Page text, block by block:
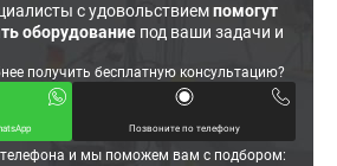
с удовольствиемпомогут
оборудование под ваши задачи и
получить бесплатную консультацию?
Позвоните по телефону
и мы поможем вам с подбором: